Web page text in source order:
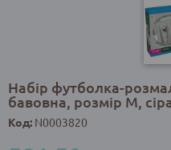
Набір футболка-
бавовна, розмір M,
Код: N0003820